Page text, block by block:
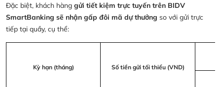
Đặc biệt, khách hàng gửi tiết kiệm trực tuyến trên BIDV
SmartBanking sẽ nhận gấp đôi mã dự thưởng so với gửi trực
tiếp tại quầy, cụ thể:
Kỳ hạn (tháng) Số tiền gửi tối thiểu (VND)